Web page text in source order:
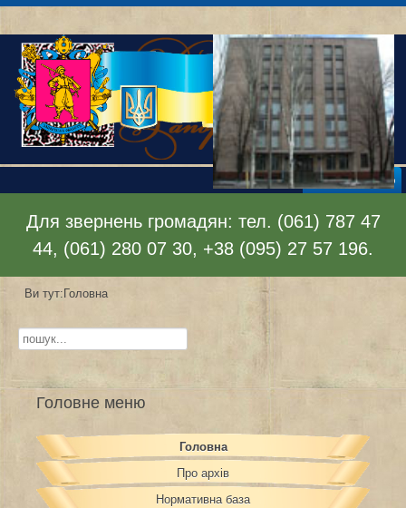
Відкрити меню
Для звернень громадян: тел. (061) 787 47
44, (061) 280 07 30, +38 (095) 27 57 196.
Ви тут:Головна
Пошук...
Головне меню
Головна
Про архів
Нормативна база